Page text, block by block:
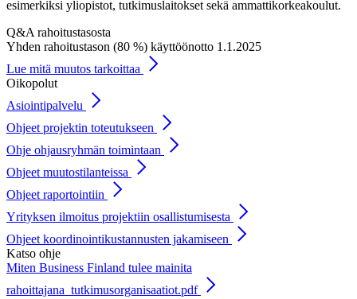
esimerkiksi yliopistot, tutkimuslaitokset sekä ammattikorkeakoulut.
Q&A rahoitustasosta
Yhden rahoitustason (80 %) käyttöönotto 1.1.2025
Lue mitä muutos tarkoittaa
Oikopolut
Asiointipalvelu
Ohjeet projektin toteutukseen
Ohje ohjausryhmän toimintaan
Ohjeet muutostilanteissa
Ohjeet raportointiin
Yrityksen ilmoitus projektiin osallistumisesta
Ohjeet koordinointikustannusten jakamiseen
Katso ohje
Miten Business Finland tulee mainita
rahoittajana_tutkimusorganisaatiot.pdf